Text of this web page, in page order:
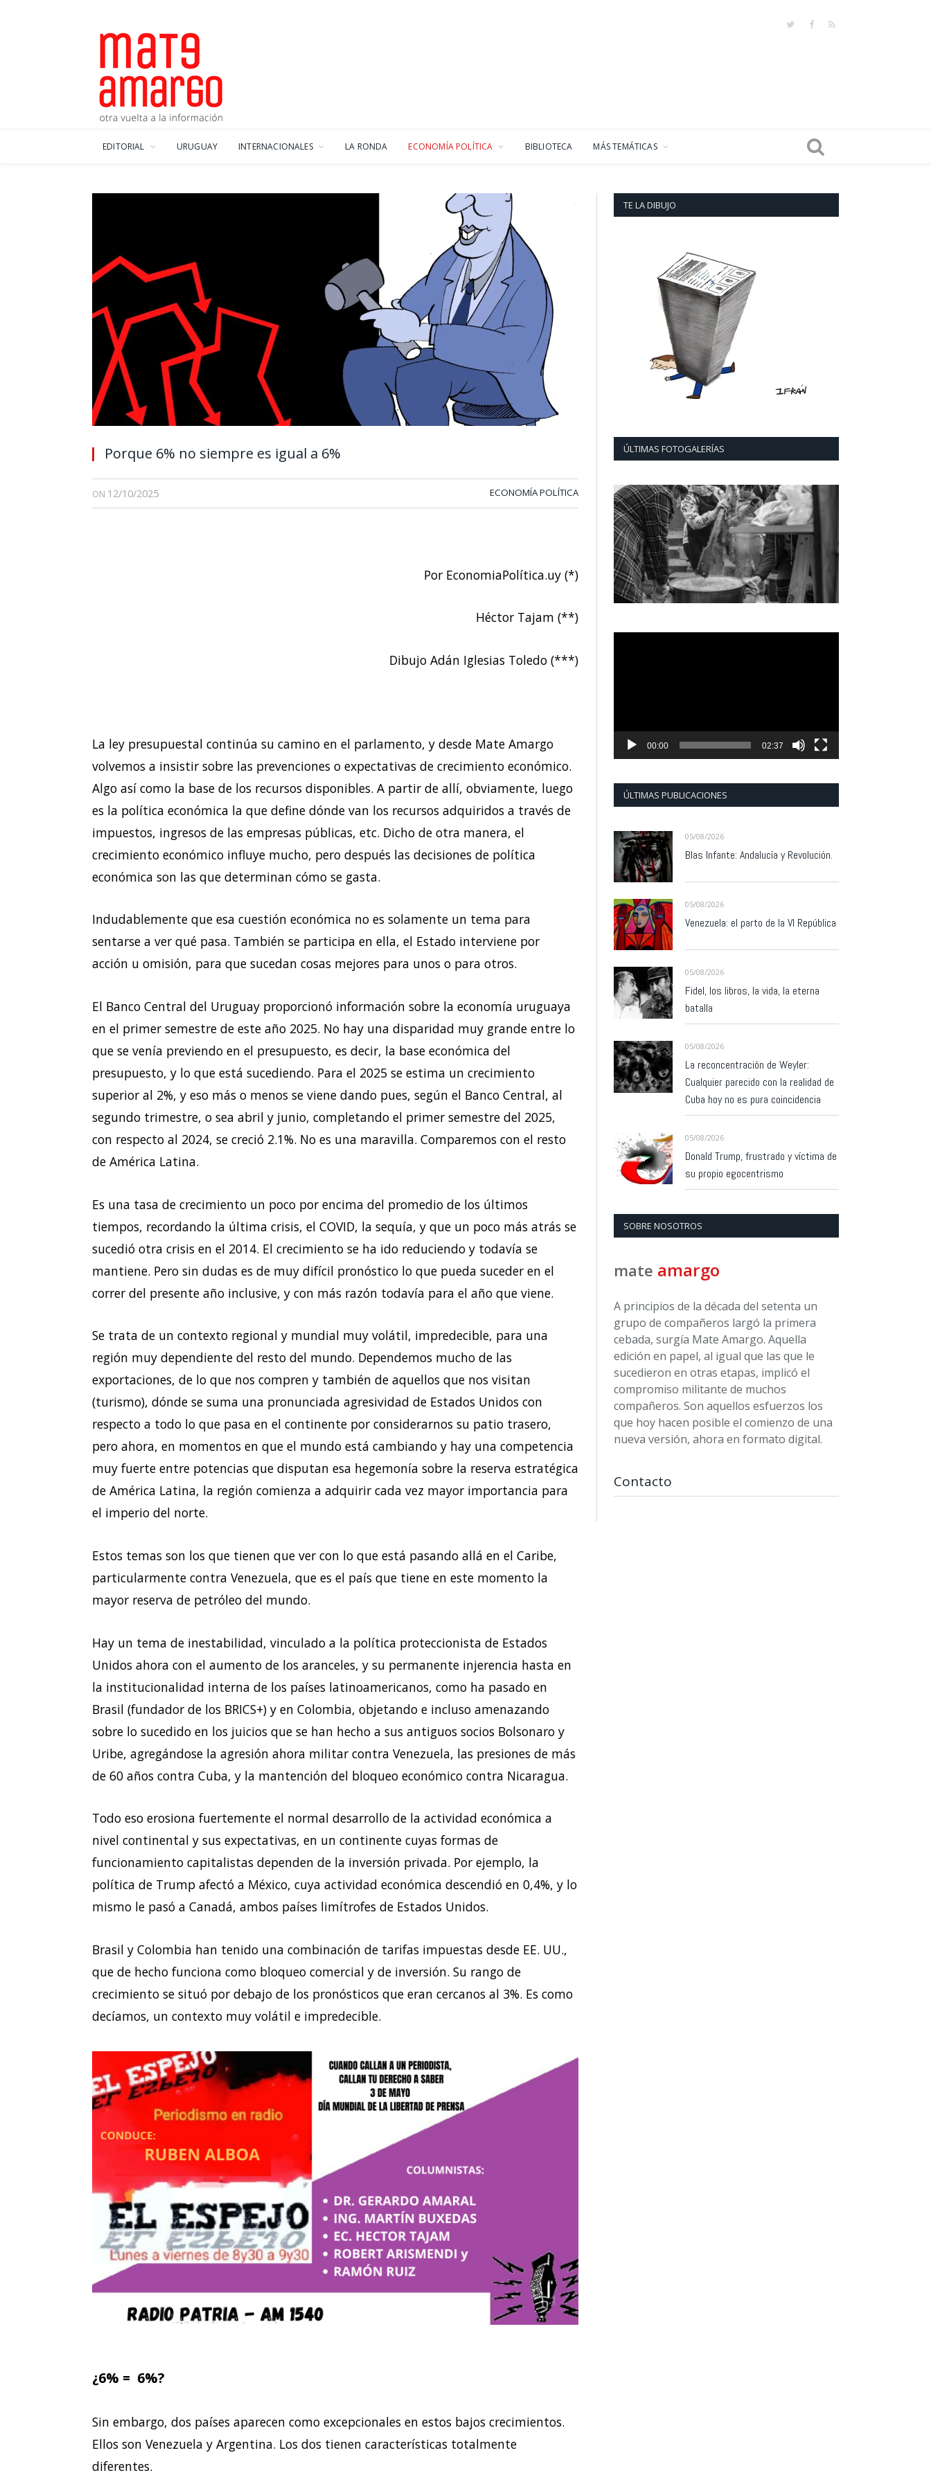
TwitterFacebook
RSS
EDITORIAL URUGUAY INTERNACIONALES LA RONDA ECONOMÍA POLÍTICA BIBLIOTECA MÁS TEMÁTICAS
Porque 6% no siempre es igual a 6%
ON 12/10/2025 ECONOMÍA POLÍTICA
Por EconomiaPolítica.uy (*)
Héctor Tajam (**)
Dibujo Adán Iglesias Toledo (***)
La ley presupuestal continúa su camino en el parlamento, y desde Mate Amargo
volvemos a insistir sobre las prevenciones o expectativas de crecimiento económico.
Algo así como la base de los recursos disponibles. A partir de allí, obviamente, luego
es la política económica la que define dónde van los recursos adquiridos a través de
impuestos, ingresos de las empresas públicas, etc. Dicho de otra manera, el
crecimiento económico influye mucho, pero después las decisiones de política
económica son las que determinan cómo se gasta.
Indudablemente que esa cuestión económica no es solamente un tema para
sentarse a ver qué pasa. También se participa en ella, el Estado interviene por
acción u omisión, para que sucedan cosas mejores para unos o para otros.
El Banco Central del Uruguay proporcionó información sobre la economía uruguaya
en el primer semestre de este año 2025. No hay una disparidad muy grande entre lo
que se venía previendo en el presupuesto, es decir, la base económica del
presupuesto, y lo que está sucediendo. Para el 2025 se estima un crecimiento
superior al 2%, y eso más o menos se viene dando pues, según el Banco Central, al
segundo trimestre, o sea abril y junio, completando el primer semestre del 2025,
con respecto al 2024, se creció 2.1%. No es una maravilla. Comparemos con el resto
de América Latina.
Es una tasa de crecimiento un poco por encima del promedio de los últimos
tiempos, recordando la última crisis, el COVID, la sequía, y que un poco más atrás se
sucedió otra crisis en el 2014. El crecimiento se ha ido reduciendo y todavía se
mantiene. Pero sin dudas es de muy difícil pronóstico lo que pueda suceder en el
correr del presente año inclusive, y con más razón todavía para el año que viene.
Se trata de un contexto regional y mundial muy volátil, impredecible, para una
región muy dependiente del resto del mundo. Dependemos mucho de las
exportaciones, de lo que nos compren y también de aquellos que nos visitan
(turismo), dónde se suma una pronunciada agresividad de Estados Unidos con
respecto a todo lo que pasa en el continente por considerarnos su patio trasero,
pero ahora, en momentos en que el mundo está cambiando y hay una competencia
muy fuerte entre potencias que disputan esa hegemonía sobre la reserva estratégica
de América Latina, la región comienza a adquirir cada vez mayor importancia para
el imperio del norte.
Estos temas son los que tienen que ver con lo que está pasando allá en el Caribe,
particularmente contra Venezuela, que es el país que tiene en este momento la
mayor reserva de petróleo del mundo.
Hay un tema de inestabilidad, vinculado a la política proteccionista de Estados
Unidos ahora con el aumento de los aranceles, y su permanente injerencia hasta en
la institucionalidad interna de los países latinoamericanos, como ha pasado en
Brasil (fundador de los BRICS+) y en Colombia, objetando e incluso amenazando
sobre lo sucedido en los juicios que se han hecho a sus antiguos socios Bolsonaro y
Uribe, agregándose la agresión ahora militar contra Venezuela, las presiones de más
de 60 años contra Cuba, y la mantención del bloqueo económico contra Nicaragua.
Todo eso erosiona fuertemente el normal desarrollo de la actividad económica a
nivel continental y sus expectativas, en un continente cuyas formas de
funcionamiento capitalistas dependen de la inversión privada. Por ejemplo, la
política de Trump afectó a México, cuya actividad económica descendió en 0,4%, y lo
mismo le pasó a Canadá, ambos países limítrofes de Estados Unidos.
Brasil y Colombia han tenido una combinación de tarifas impuestas desde EE. UU.,
que de hecho funciona como bloqueo comercial y de inversión. Su rango de
crecimiento se situó por debajo de los pronósticos que eran cercanos al 3%. Es como
decíamos, un contexto muy volátil e impredecible.
¿6% = 6%?
Sin embargo, dos países aparecen como excepcionales en estos bajos crecimientos.
Ellos son Venezuela y Argentina. Los dos tienen características totalmente
diferentes.
TE LA DIBUJO
ÚLTIMAS FOTOGALERÍAS
00:00 02:37
ÚLTIMAS PUBLICACIONES
05/08/2026
Blas Infante: Andalucía y Revolución.
05/08/2026
Venezuela: el parto de la VI República
05/08/2026
Fidel, los libros, la vida, la eterna
batalla
05/08/2026
La reconcentración de Weyler:
Cualquier parecido con la realidad de
Cuba hoy no es pura coincidencia
05/08/2026
Donald Trump, frustrado y víctima de
su propio egocentrismo
SOBRE NOSOTROS
mate amargo
A principios de la década del setenta un
grupo de compañeros largó la primera
cebada, surgía Mate Amargo. Aquella
edición en papel, al igual que las que le
sucedieron en otras etapas, implicó el
compromiso militante de muchos
compañeros. Son aquellos esfuerzos los
que hoy hacen posible el comienzo de una
nueva versión, ahora en formato digital.
Contacto